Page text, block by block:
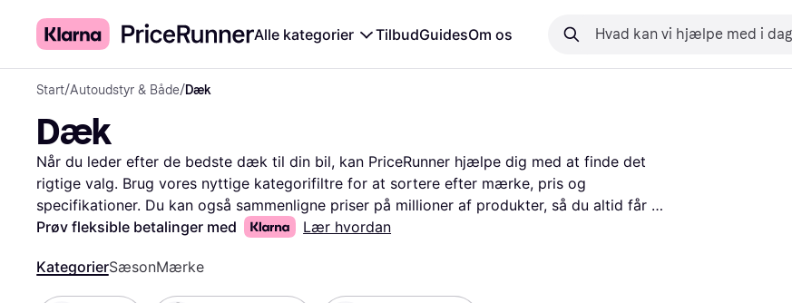
Alle kategorier TilbudGuidesOm os
Start/Autoudstyr & Både/Dæk
Dæk
Når du leder efter de bedste dæk til din bil, kan PriceRunner hjælpe dig med at finde det
rigtige valg. Brug vores nyttige kategorifiltre for at sortere efter mærke, pris og
specifikationer. Du kan også sammenligne priser på millioner af produkter, så du altid får
den bedste pris. Vores brugeranmeldelser giver dig indsigt i andre brugeres erfaringer,
nemt navigere gennem et stort udvalg af dæk og finde det, der passer bedst til dine behov.
Vi guider dig til de bedste muligheder, så du hurtigt og effektivt kan finde dine nye dæk.
Prøv fleksible betalinger med Lær hvordan
KategorierSæsonMærke